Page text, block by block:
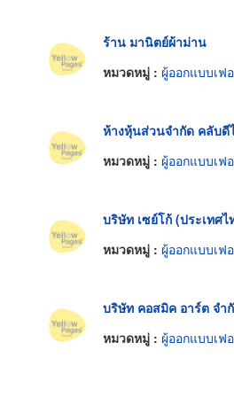
ร้าน มานิตย์ผ้าม่าน
หมวดหมู่ : ผู้ออกแบบเฟ
ห้างหุ้นส่วนจำกัด คลับดี
หมวดหมู่ : ผู้ออกแบบเฟ
บริษัท เซย์โก้ (ประเทศไ
หมวดหมู่ : ผู้ออกแบบเฟ
บริษัท คอสมิค อาร์ต จำ
หมวดหมู่ : ผู้ออกแบบเฟ